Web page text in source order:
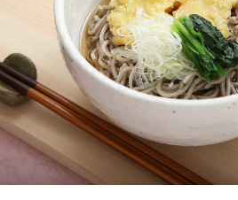
お酢ドリンク
みりん風・料理酒
つゆ
ブランド・スペシャルサイト
ブランド・スペシャルサイト トップ
商品ブランドサイト
Fibee（ファイビー）
くらしプラ酢
カンタン酢
企業情報
国内事業概要